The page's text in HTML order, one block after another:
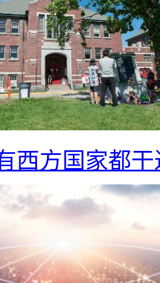
西方国家都